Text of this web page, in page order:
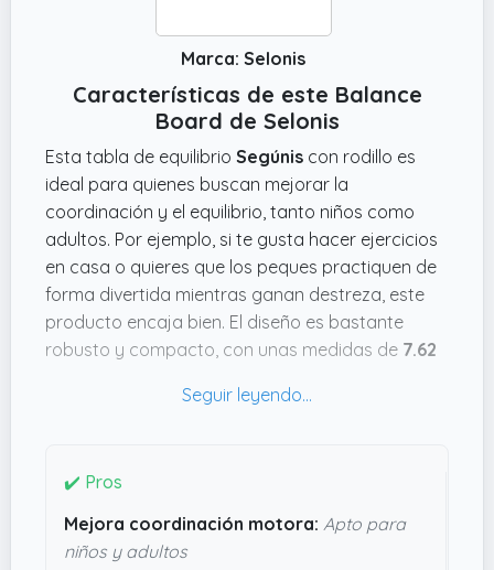
Marca: Selonis
Características de este Balance
Board de Selonis
Esta tabla de equilibrio Segúnis con rodillo es
ideal para quienes buscan mejorar la
coordinación y el equilibrio, tanto niños como
adultos. Por ejemplo, si te gusta hacer ejercicios
en casa o quieres que los peques practiquen de
forma divertida mientras ganan destreza, este
producto encaja bien. El diseño es bastante
robusto y compacto, con unas medidas de 7.62
y un peso manejable de
antideslizante, que le da un plus de seguridad,
especialmente para niños que a veces se confían
✔️ Pros
Mejora coordinación motora: Apto para
niños y adultos